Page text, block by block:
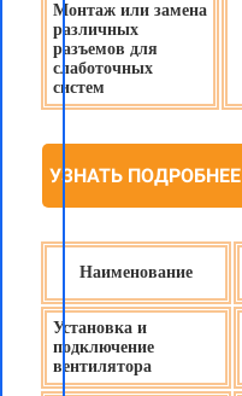
Монтаж или замена
различных
разъемов для
слаботочных
систем
УЗНАТЬ ПОДРОБНЕЕ
Наименование
Установка и
подключение
вентилятора